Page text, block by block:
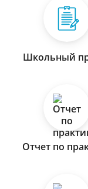
Школьный
Отчет по